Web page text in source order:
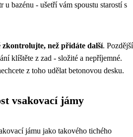
bazénu - ušetří vám spoustu starostí s
než přidáte další. Pozdější
klíštěte z zad - složité a nepříjemné.
z toho udělat betonovou desku.
vsakovací jámy
jámu jako takového tichého